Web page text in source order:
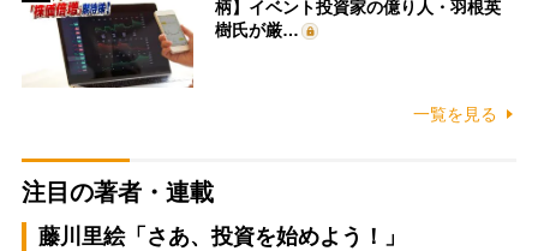
柄】イベント投資家の億り人・羽根英
樹氏が厳…
一覧を見る
注目の著者・連載
藤川里絵「さあ、投資を始めよう！」